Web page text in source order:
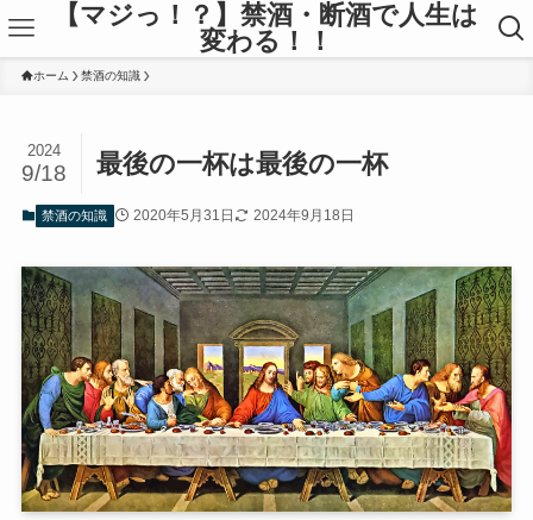
【マジっ！？】禁酒・断酒で人生は
変わる！！
ホーム 禁酒の知識
最後の一杯は最後の一杯
2024
9/18
禁酒の知識 2020年5月31日 2024年9月18日